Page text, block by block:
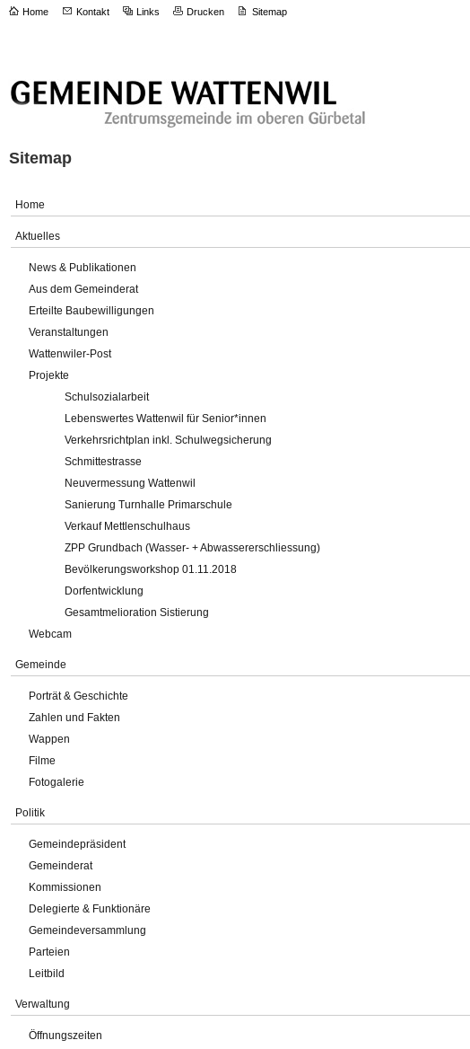
Home Kontakt Links Drucken Sitemap
Sitemap
Home
Aktuelles
News & Publikationen
Aus dem Gemeinderat
Erteilte Baubewilligungen
Veranstaltungen
Wattenwiler-Post
Projekte
Schulsozialarbeit
Lebenswertes Wattenwil für Senior*innen
Verkehrsrichtplan inkl. Schulwegsicherung
Schmittestrasse
Neuvermessung Wattenwil
Sanierung Turnhalle Primarschule
Verkauf Mettlenschulhaus
ZPP Grundbach (Wasser- + Abwassererschliessung)
Bevölkerungsworkshop 01.11.2018
Dorfentwicklung
Gesamtmelioration Sistierung
Webcam
Gemeinde
Porträt & Geschichte
Zahlen und Fakten
Wappen
Filme
Fotogalerie
Politik
Gemeindepräsident
Gemeinderat
Kommissionen
Delegierte & Funktionäre
Gemeindeversammlung
Parteien
Leitbild
Verwaltung
Öffnungszeiten